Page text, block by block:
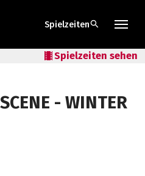
Spielzeitensearch
local_movies Spielzeiten sehen
- WINTER